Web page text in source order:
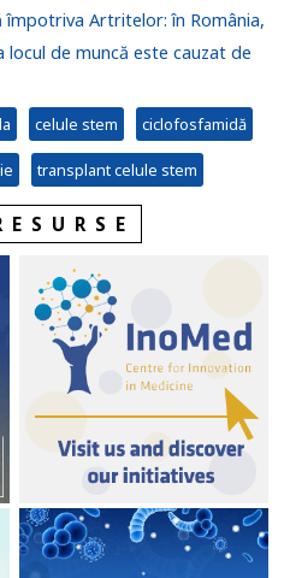
împotriva Artritelor: în România,
locul de muncă este cauzat de
celule stem ciclofosfamidă
transplant celule stem